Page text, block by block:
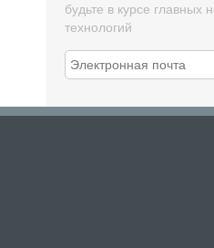
будьте в курсе главных
технологий